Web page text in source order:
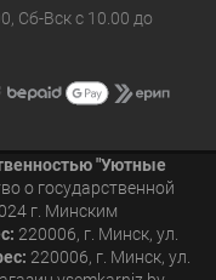
Сб-Вск с 10.00 до
"Уютные
о государственной
г. Минским
220006, г. Минск, ул.
220006, г. Минск, ул.